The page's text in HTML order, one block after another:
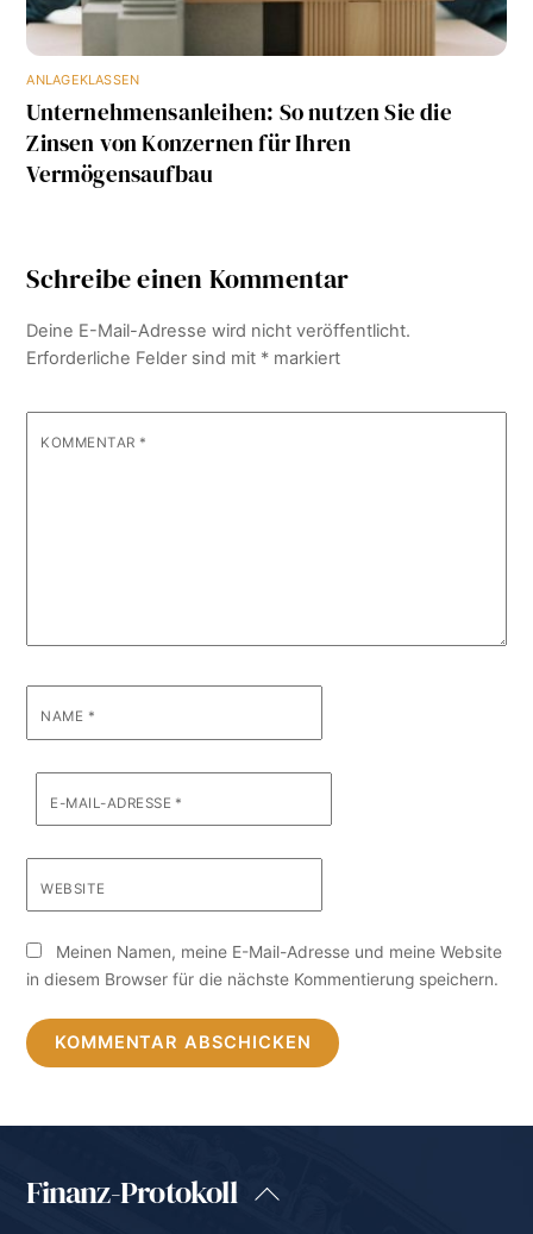
ANLAGEKLASSEN
Unternehmensanleihen: So nutzen Sie die
Zinsen von Konzernen für Ihren
Vermögensaufbau
Schreibe einen Kommentar
Deine E-Mail-Adresse wird nicht veröffentlicht.
Erforderliche Felder sind mit * markiert
KOMMENTAR *
NAME *
E-MAIL-ADRESSE *
WEBSITE
Meinen Namen, meine E-Mail-Adresse und meine Website
in diesem Browser für die nächste Kommentierung speichern.
Back
Finanz-Protokoll